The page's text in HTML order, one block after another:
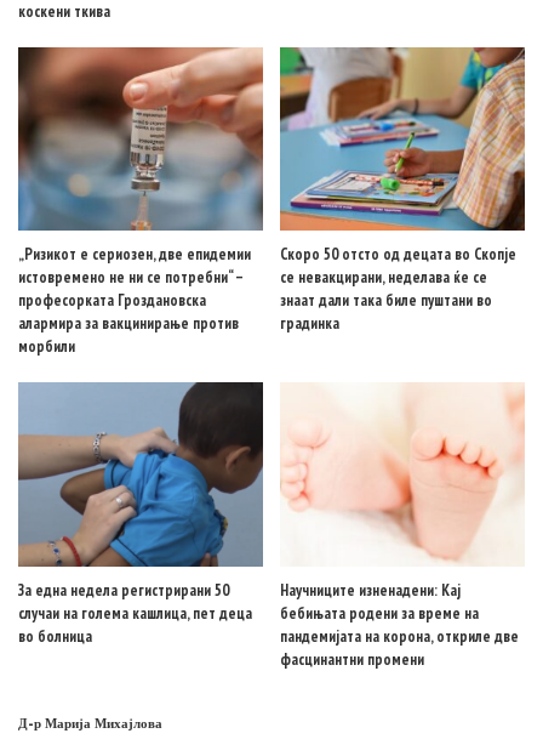
коскени ткива
„Ризикот е сериозен, две епидемии
истовремено не ни се потребни“ –
професорката Гроздановска
алармира за вакцинирање против
морбили
Скоро 50 отсто од децата во Скопје
се невакцирани, неделава ќе се
знаат дали така биле пуштани во
градинка
За една недела регистрирани 50
случаи на голема кашлица, пет деца
во болница
Научниците изненадени: Кај
бебињата родени за време на
пандемијата на корона, откриле две
фасцинантни промени
Д-р Марија Михајлова